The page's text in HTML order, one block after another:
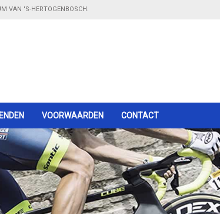
VAN 'S-HERTOGENBOSCH.
VOORWAARDEN CONTACT
in 's-Hertogenbosch- kom langs in onze showroom